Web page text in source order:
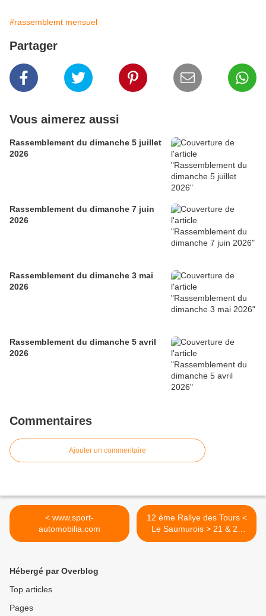
#rassemblemt mensuel
Partager
Vous aimerez aussi
Rassemblement du dimanche 5 juillet
2026
Rassemblement du dimanche 7 juin
2026
Rassemblement du dimanche 3 mai
2026
Rassemblement du dimanche 5 avril
2026
Commentaires
Ajouter un commentaire
< www.sport-
automobilia.com
12 ème Rallye des Tours <
Le Saumurois > 21 & 22
Mai 2022 >
Hébergé par Overblog
Top articles
Pages